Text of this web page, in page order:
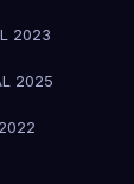
2023
2025